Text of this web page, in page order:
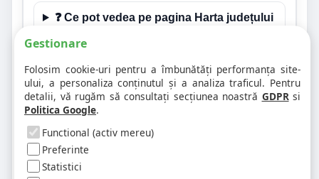
❓ Ce pot vedea pe pagina Harta județului
❓ Este aceasta și o pagină de hartă
rutieră pentru județul Suceava?
❓ Pot ajunge de aici la paginile
localităților?
Gestionare
Folosim cookie-uri pentru a îmbunătăți performanța site-
ului, a personaliza conținutul și a analiza traficul. Pentru
detalii, vă rugăm să consultați secțiunea noastră GDPRsi
Politica Google.
Functional (activ mereu)
Preferinte
Statistici